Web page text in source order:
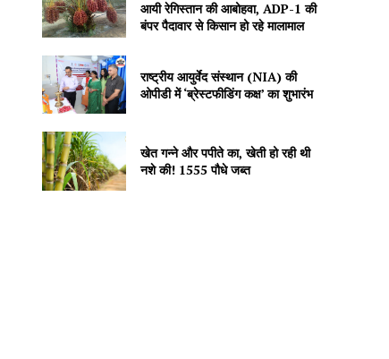
आयी रेगिस्तान की आबोहवा, ADP-1 की
बंपर पैदावार से किसान हो रहे मालामाल
राष्ट्रीय आयुर्वेद संस्थान (NIA) की
ओपीडी में ‘ब्रेस्टफीडिंग कक्ष’ का शुभारंभ
खेत गन्ने और पपीते का, खेती हो रही थी
नशे की! 1555 पौधे जब्त